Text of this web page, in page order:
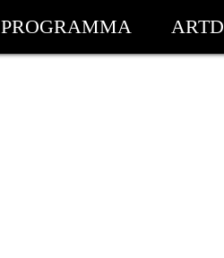
PROGRAMMA